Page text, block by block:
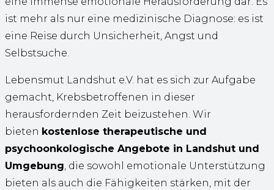
ist mehr als nur eine medizinische Diagnose: es ist
eine Reise durch Unsicherheit, Angst und
Selbstsuche.
Lebensmut Landshut e.V. hat es sich zur Aufgabe
gemacht, Krebsbetroffenen in dieser
herausfordernden Zeit beizustehen. Wir
bieten kostenlose therapeutische und
psychoonkologische Angebote in Landshut und
Umgebung, die sowohl emotionale Unterstützung
bieten als auch die Fähigkeiten stärken, mit der